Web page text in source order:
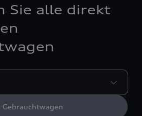
Sie alle direkt
Gebrauchtwagen